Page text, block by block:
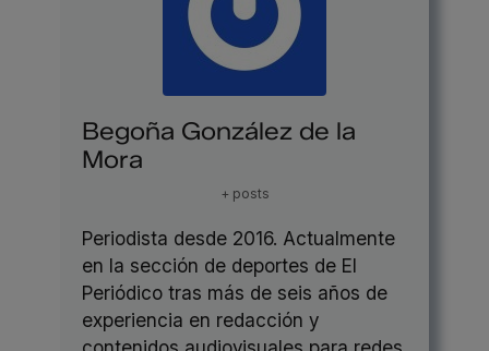
Begoña González de la
Mora
+ posts
Periodista desde 2016. Actualmente
en la sección de deportes de El
Periódico tras más de seis años de
experiencia en redacción y